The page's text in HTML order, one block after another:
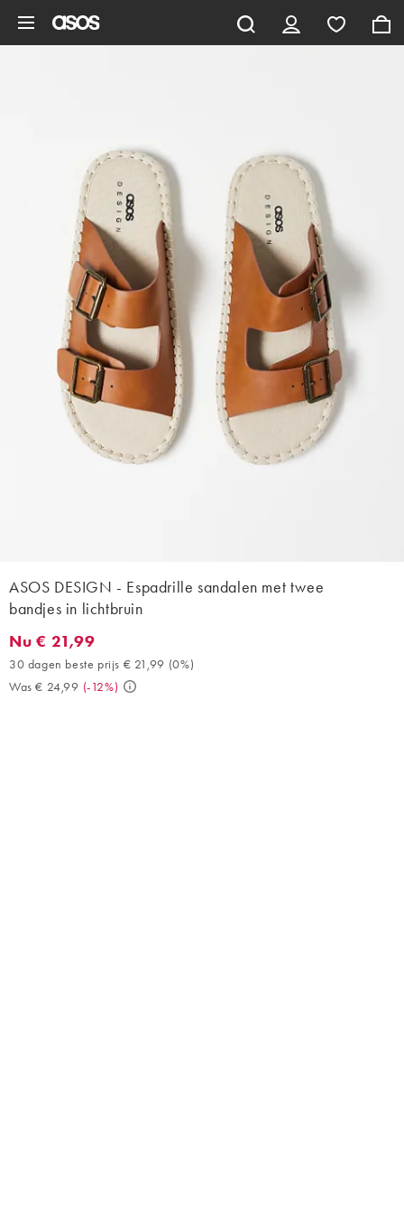
ASOS DESIGN - Espadrille sandalen met twee
bandjes in lichtbruin
Nu € 21,99. 30 dagen beste prijs € 21,99 (0%). Was € 24,99. (-
Nu € 21,99
30 dagen beste prijs € 21,99 (0%)
Was € 24,99 (-12%)